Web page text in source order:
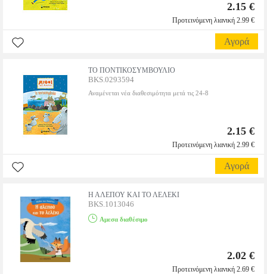
2.15 €
Προτεινόμενη λιανική 2.99 €
Αγορά
ΤΟ ΠΟΝΤΙΚΟΣΥΜΒΟΥΛΙΟ
BKS.0293594
Αναμένεται νέα διαθεσιμότητα μετά τις 24-8
2.15 €
Προτεινόμενη λιανική 2.99 €
Αγορά
Η ΑΛΕΠΟΥ ΚΑΙ ΤΟ ΛΕΛΕΚΙ
BKS.1013046
Αμεσα διαθέσιμο
2.02 €
Προτεινόμενη λιανική 2.69 €